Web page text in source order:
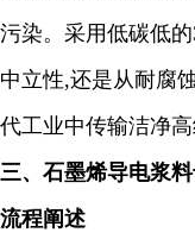
污染。采用低碳低的
中立性,还是从耐腐
代工业中传输洁净高
三、 石墨烯导电浆
流程阐述